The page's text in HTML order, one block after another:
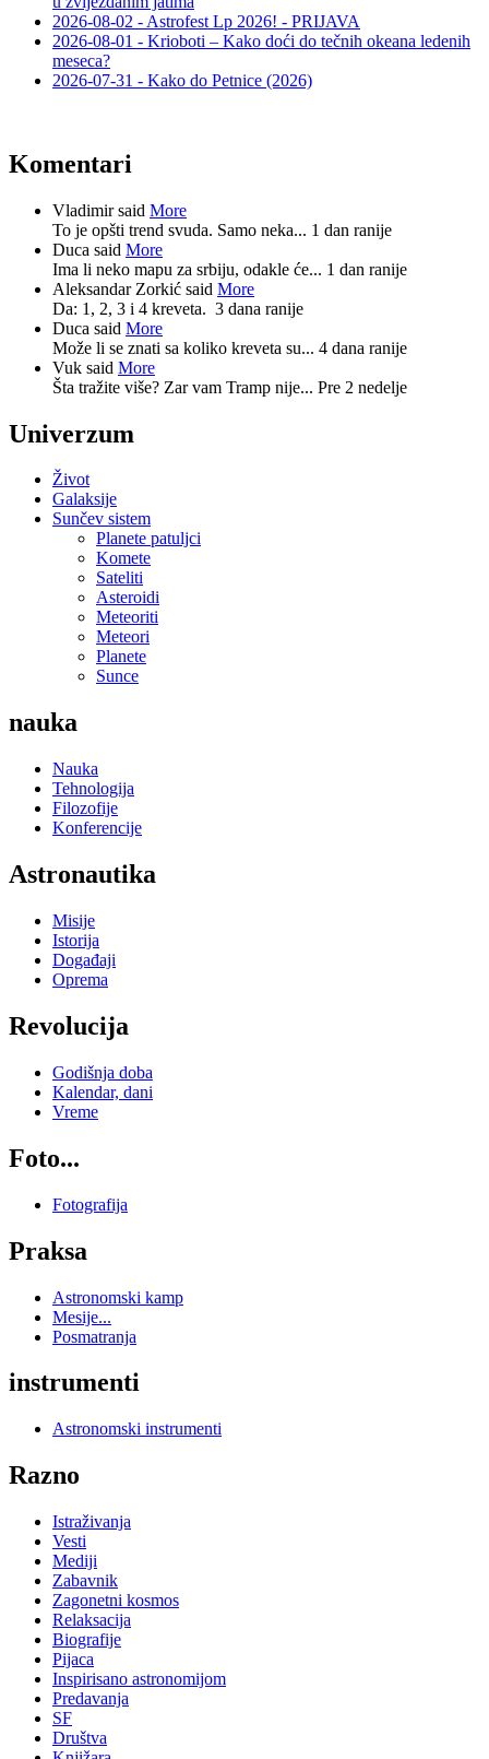
2026-08-02 - Astrofest Lp 2026! - PRIJAVA
2026-08-01 - Krioboti – Kako doći do tečnih okeana ledenih
meseca?
2026-07-31 - Kako do Petnice (2026)
Komentari
Vladimir said More
To je opšti trend svuda. Samo neka... 1 dan ranije
Duca said More
Ima li neko mapu za srbiju, odakle će... 1 dan ranije
Aleksandar Zorkić said More
Da: 1, 2, 3 i 4 kreveta. 3 dana ranije
Duca said More
Može li se znati sa koliko kreveta su... 4 dana ranije
Vuk said More
Šta tražite više? Zar vam Tramp nije... Pre 2 nedelje
Univerzum
Život
Galaksije
Sunčev sistem
Planete patuljci
Komete
Sateliti
Asteroidi
Meteoriti
Meteori
Planete
Sunce
nauka
Nauka
Tehnologija
Filozofije
Konferencije
Astronautika
Misije
Istorija
Događaji
Oprema
Revolucija
Godišnja doba
Kalendar, dani
Vreme
Foto...
Fotografija
Praksa
Astronomski kamp
Mesije...
Posmatranja
instrumenti
Astronomski instrumenti
Razno
Istraživanja
Vesti
Mediji
Zabavnik
Zagonetni kosmos
Relaksacija
Biografije
Pijaca
Inspirisano astronomijom
Predavanja
SF
Društva